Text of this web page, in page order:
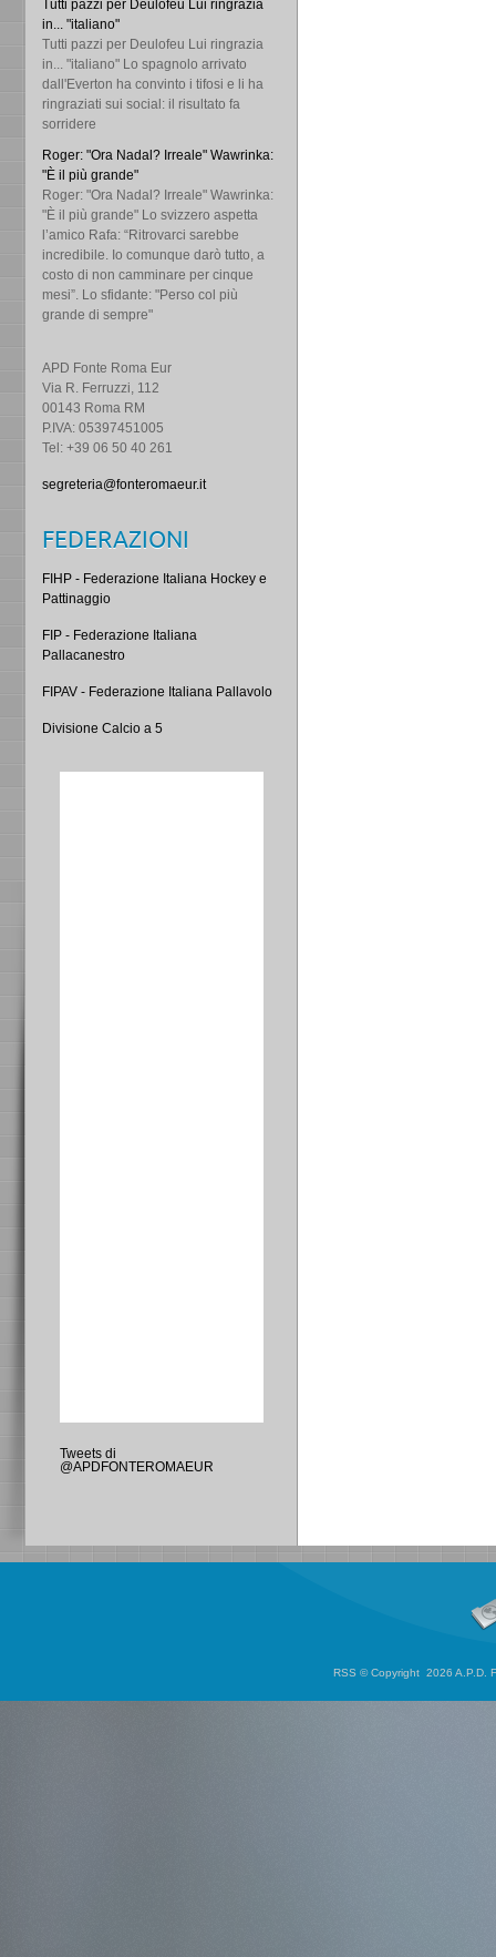
Tutti pazzi per Deulofeu Lui ringrazia
in... "italiano"
Tutti pazzi per Deulofeu Lui ringrazia
in... "italiano" Lo spagnolo arrivato
dall'Everton ha convinto i tifosi e li ha
ringraziati sui social: il risultato fa
sorridere
Roger: "Ora Nadal? Irreale" Wawrinka:
"È il più grande"
Roger: "Ora Nadal? Irreale" Wawrinka:
"È il più grande" Lo svizzero aspetta
l’amico Rafa: “Ritrovarci sarebbe
incredibile. Io comunque darò tutto, a
costo di non camminare per cinque
mesi”. Lo sfidante: "Perso col più
grande di sempre"
APD Fonte Roma Eur
Via R. Ferruzzi, 112
00143 Roma RM
P.IVA: 05397451005
Tel: +39 06 50 40 261
segreteria@fonteromaeur.it
FEDERAZIONI
FIHP - Federazione Italiana Hockey e
Pattinaggio
FIP - Federazione Italiana
Pallacanestro
FIPAV - Federazione Italiana Pallavolo
Divisione Calcio a 5
Tweets di
@APDFONTEROMAEUR
RSS © Copyright 2026 A.P.D.